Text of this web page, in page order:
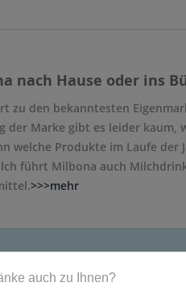
nach Hause oder ins
zu den bekanntesten
Marke gibt es leider kaum,
welche Produkte im Laufe
führt Milbona auch
>>>mehr